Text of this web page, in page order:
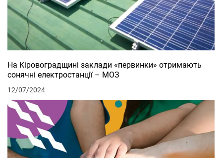
На Кіровоградщині заклади «первинки» отримають
сонячні електростанції – МОЗ
12/07/2024